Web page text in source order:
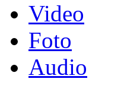
Video
Foto
Audio